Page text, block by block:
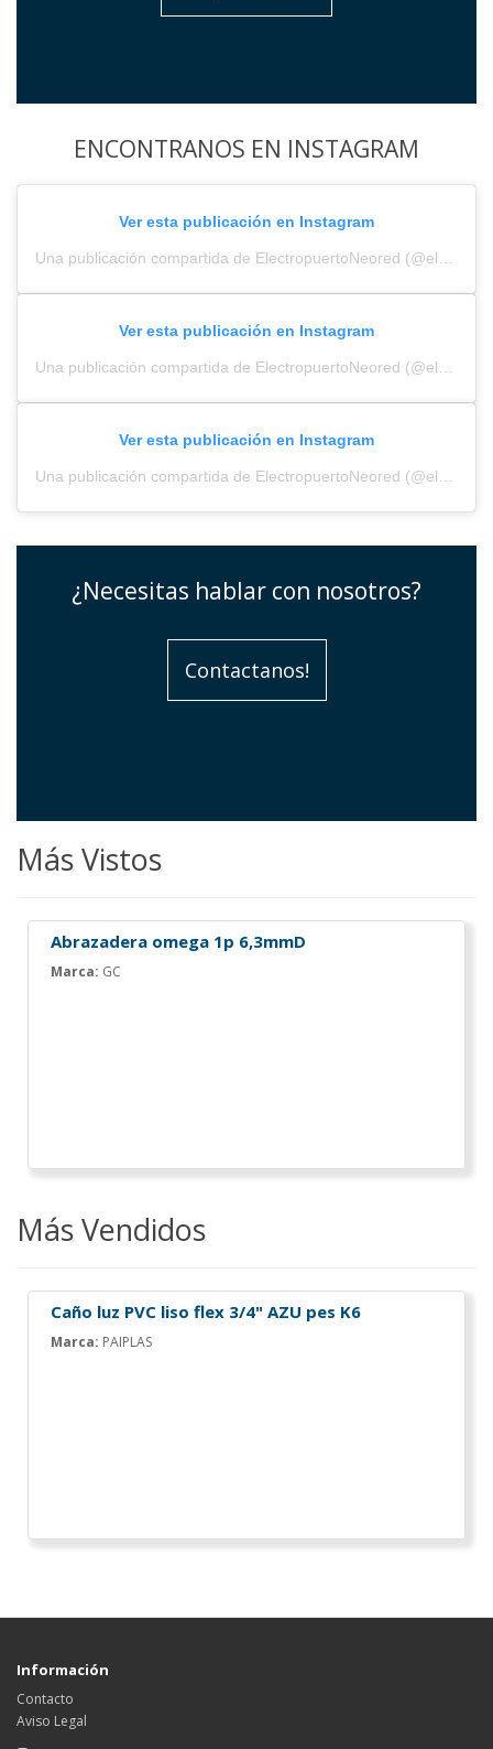
ENCONTRANOS EN INSTAGRAM
Ver esta publicación en Instagram
Ver esta publicación en Instagram
Ver esta publicación en Instagram
¿Necesitas hablar con nosotros?
Contactanos!
Más Vistos
Abrazadera omega 1p 6,3mmD
Marca: GC
Más Vendidos
Caño luz PVC liso flex 3/4" AZU pes K6
Marca: PAIPLAS
Información
Contacto
Aviso Legal